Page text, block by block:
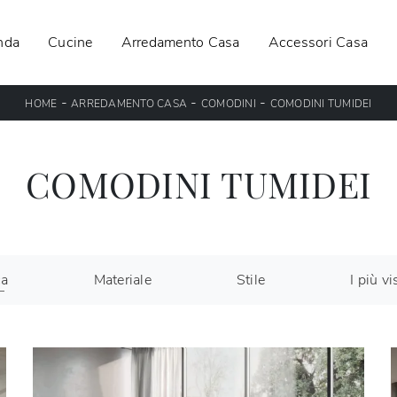
Cucine Arredamento Casa Accessori Casa
HOME -ARREDAMENTO CASA - COMODINI - COMODINI TUMIDEI
COMODINI TUMIDEI
Materiale Stile I più